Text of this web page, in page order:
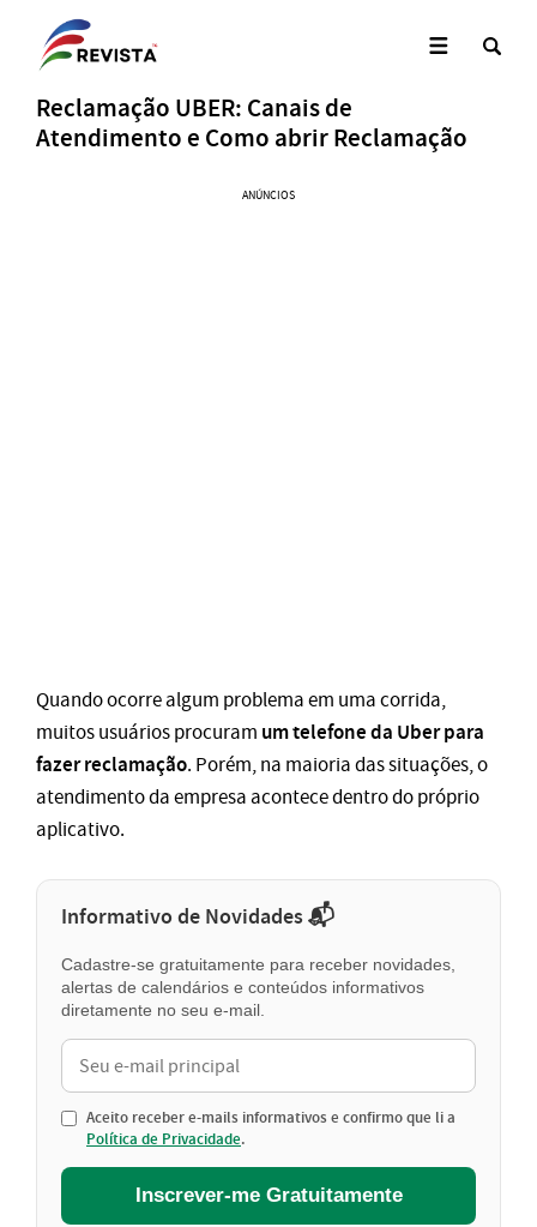
Reclamação UBER: Canais de
Atendimento e Como abrir Reclamação
ANÚNCIOS
Quando ocorre algum problema em uma corrida,
muitos usuários procuram um telefone da Uber para
fazer reclamação. Porém, na maioria das situações, o
atendimento da empresa acontece dentro do próprio
aplicativo.
Informativo de Novidades 📬
Cadastre-se gratuitamente para receber novidades,
alertas de calendários e conteúdos informativos
diretamente no seu e-mail.
Aceito receber e-mails informativos e confirmo que li a
Política de Privacidade.
Inscrever-me Gratuitamente